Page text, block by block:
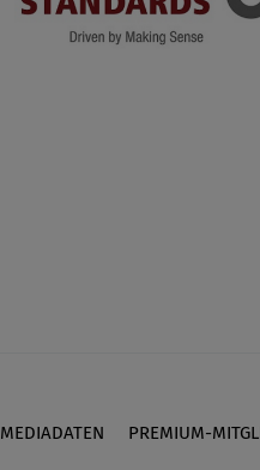
MEDIADATEN PREMIUM-